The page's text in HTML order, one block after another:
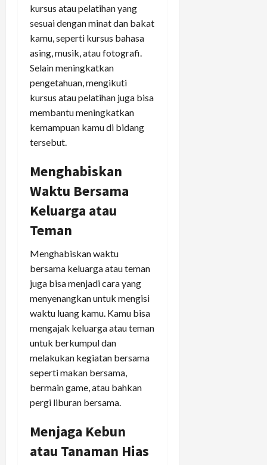
kursus atau pelatihan yang
sesuai dengan minat dan bakat
kamu, seperti kursus bahasa
asing, musik, atau fotografi.
Selain meningkatkan
pengetahuan, mengikuti
kursus atau pelatihan juga bisa
membantu meningkatkan
kemampuan kamu di bidang
tersebut.
Menghabiskan
Waktu Bersama
Keluarga atau
Teman
Menghabiskan waktu
bersama keluarga atau teman
juga bisa menjadi cara yang
menyenangkan untuk mengisi
waktu luang kamu. Kamu bisa
mengajak keluarga atau teman
untuk berkumpul dan
melakukan kegiatan bersama
seperti makan bersama,
bermain game, atau bahkan
pergi liburan bersama.
Menjaga Kebun
atau Tanaman Hias